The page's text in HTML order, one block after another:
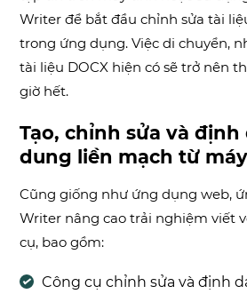
Writer để bắt đầu chỉnh sửa tài
trong ứng dụng. Việc di chuyển,
tài liệu DOCX hiện có sẽ trở nên
giờ hết.
Tạo, chỉnh sửa và
dung liền mạch từ
Cũng giống như ứng dụng web,
Writer nâng cao trải nghiệm viết
cụ, bao gồm:
Công cụ chỉnh sửa và định